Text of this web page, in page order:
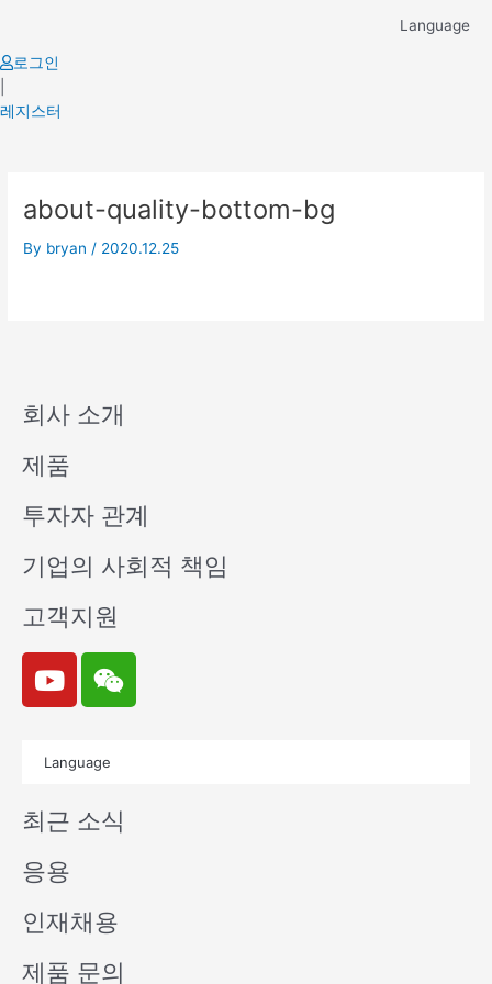
content
Language
로그인
레지스터
about-quality-bottom-bg
By bryan / 2020.12.25
회사 소개
제품
투자자 관계
기업의 사회적 책임
고객지원
Y
o
u
e
W
e
i
n
Language
최근 소식
응용
인재채용
제품 문의